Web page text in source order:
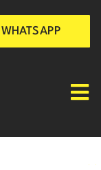
WHATSAPP